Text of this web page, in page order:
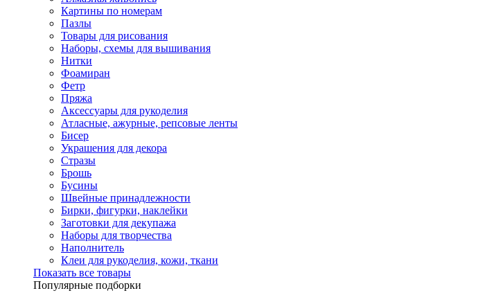
Картины по номерам
Пазлы
Товары для рисования
Наборы, схемы для вышивания
Нитки
Фоамиран
Фетр
Пряжа
Аксессуары для рукоделия
Атласные, ажурные, репсовые ленты
Бисер
Украшения для декора
Стразы
Брошь
Бусины
Швейные принадлежности
Бирки, фигурки, наклейки
Заготовки для декупажа
Наборы для творчества
Наполнитель
Клеи для рукоделия, кожи, ткани
Показать все товары
Популярные подборки